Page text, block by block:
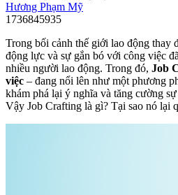
Hương Phạm Mỹ
1736845935
Trong bối cảnh thế giới lao động thay
động lực và sự gắn bó với công việc
nhiều người lao động. Trong đó, Job
việc – đang nổi lên như một phương
khám phá lại ý nghĩa và tăng cường
Vậy Job Crafting là gì? Tại sao nó lại